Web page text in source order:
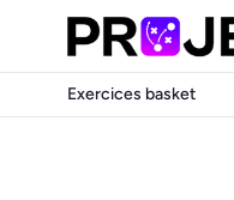
Exercices basket